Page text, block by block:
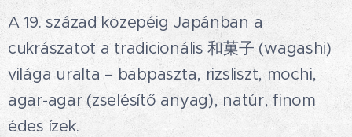
A 19. század közepéig Japánban a
cukrászatot a tradicionális 和菓子 (wagashi)
világa uralta – babpaszta, rizsliszt, mochi,
agar-agar (zselésítő anyag), natúr, finom
édes ízek.